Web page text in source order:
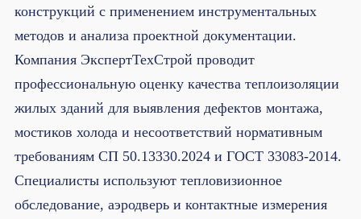
конструкций с применением инструментальных
методов и анализа проектной документации.
Компания ЭкспертТехСтрой проводит
профессиональную оценку качества теплоизоляции
жилых зданий для выявления дефектов монтажа,
мостиков холода и несоответствий нормативным
требованиям СП 50.13330.2024 и ГОСТ 33083-2014.
Специалисты используют тепловизионное
обследование, аэродверь и контактные измерения